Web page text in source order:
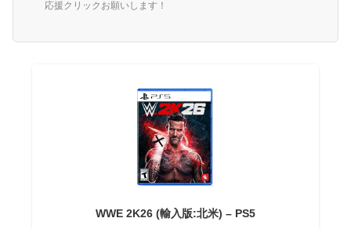
応援クリックお願いします！
WWE 2K26 (輸入版:北米) – PS5